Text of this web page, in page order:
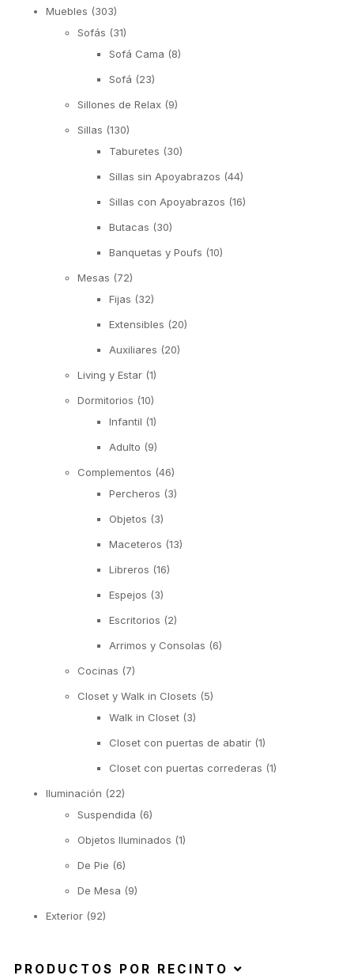
Muebles (303)
Sofás (31)
Sofá Cama (8)
Sofá (23)
Sillones de Relax (9)
Sillas (130)
Taburetes (30)
Sillas sin Apoyabrazos (44)
Sillas con Apoyabrazos (16)
Butacas (30)
Banquetas y Poufs (10)
Mesas (72)
Fijas (32)
Extensibles (20)
Auxiliares (20)
Living y Estar (1)
Dormitorios (10)
Infantil (1)
Adulto (9)
Complementos (46)
Percheros (3)
Objetos (3)
Maceteros (13)
Libreros (16)
Espejos (3)
Escritorios (2)
Arrimos y Consolas (6)
Cocinas (7)
Closet y Walk in Closets (5)
Walk in Closet (3)
Closet con puertas de abatir (1)
Closet con puertas correderas (1)
Iluminación (22)
Suspendida (6)
Objetos Iluminados (1)
De Pie (6)
De Mesa (9)
Exterior (92)
Sofás de Exterior(20)
PRODUCTOS POR RECINTO